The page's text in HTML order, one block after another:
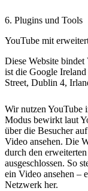
6. Plugins und Tools
YouTube mit
Diese Website bindet
ist die Google
Street, Dublin 4,
Wir nutzen YouTube
Modus bewirkt laut
über die Besucher
Video ansehen. Die
durch den
ausgeschlossen. So
ein Video ansehen –
Netzwerk her.